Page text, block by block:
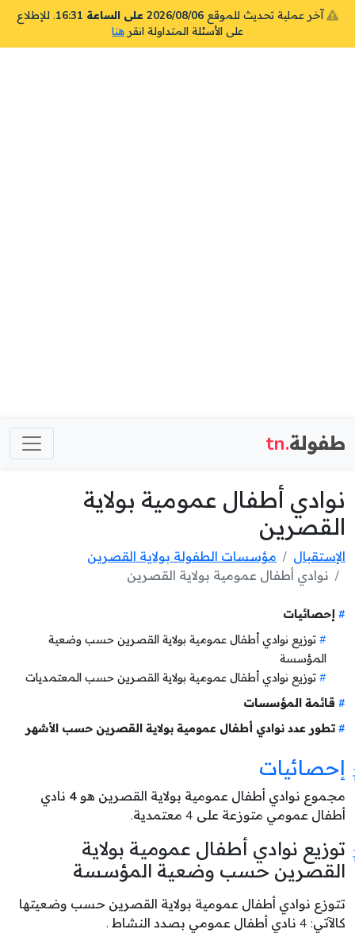
آخر عملية تحديث للموقع 2026/08/06 على الساعة 16:31
. للإطلاع
على الأسئلة المتداولة انقر هنا
طفولة.tn
نوادي أطفال عمومية بولاية
القصرين
الإستقبال
مؤسسات الطفولة بولاية القصرين
نوادي أطفال عمومية بولاية القصرين
إحصائيات
توزيع نوادي أطفال عمومية بولاية القصرين حسب وضعية
المؤسسة
توزيع نوادي أطفال عمومية بولاية القصرين حسب المعتمديات
قائمة المؤسسات
تطور عدد نوادي أطفال عمومية بولاية القصرين حسب الأشهر
إحصائيات
مجموع نوادي أطفال عمومية بولاية القصرين هو 4 نادي
أطفال عمومي متوزعة على 4 معتمدية.
توزيع نوادي أطفال عمومية بولاية
القصرين حسب وضعية المؤسسة
تتوزع نوادي أطفال عمومية بولاية القصرين حسب وضعيتها
كالآتي: 4 نادي أطفال عمومي بصدد النشاط .